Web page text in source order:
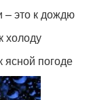
– это к дождю
холоду
ясной погоде